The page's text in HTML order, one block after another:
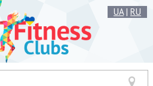
UA| RU